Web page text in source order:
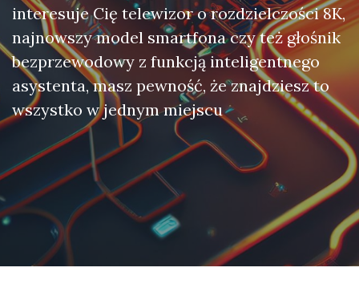
interesuje Cię telewizor o rozdzielczości 8K,
najnowszy model smartfona czy też głośnik
bezprzewodowy z funkcją inteligentnego
asystenta, masz pewność, że znajdziesz to
wszystko w jednym miejscu